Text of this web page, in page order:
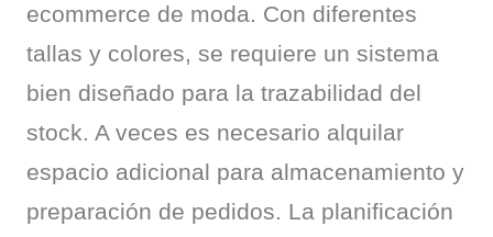
ecommerce de moda. Con diferentes
tallas y colores, se requiere un sistema
bien diseñado para la trazabilidad del
stock. A veces es necesario alquilar
espacio adicional para almacenamiento y
preparación de pedidos. La planificación